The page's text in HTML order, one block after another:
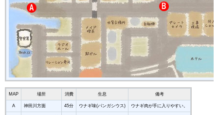
MAP 場所 消費 生息 備考
A 神田川方面 45分 ウナギ味(パンガシウス) ウナギ肉が手に入りやすい。